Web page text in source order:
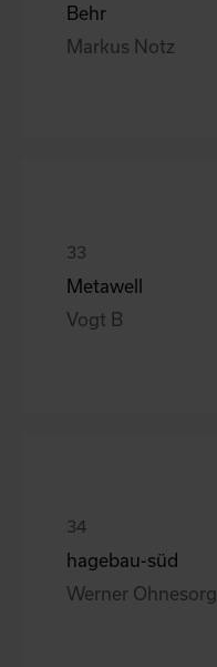
Behr
Markus Notz
Metawell
Vogt B
hagebau-süd
Werner Ohnesorg